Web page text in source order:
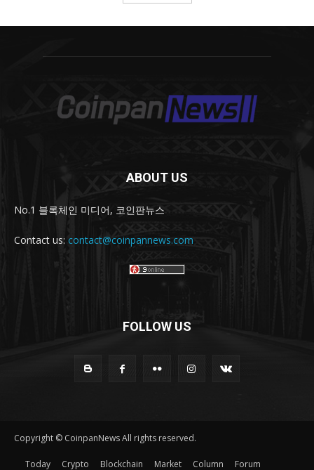
ABOUT US
No.1 블록체인 미디어, 코인판뉴스
Contact us: contact@coinpannews.com
FOLLOW US
Copyright © CoinpanNews All rights reserved.
Today Crypto Blockchain Market Column Forum